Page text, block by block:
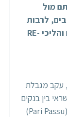
מול
לרבות
מהלכי פארי פאסו, הליכי מימון ליזמים והליכי RE-
עקב מגבלת
בין בנקים
שונים, יש צורך במימוש מנגנון פארי פאסו (Pari Passu)